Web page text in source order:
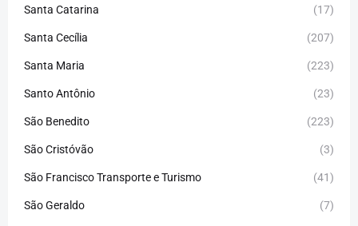
Santa Catarina (17)
Santa Cecília (207)
Santa Maria (223)
Santo Antônio (23)
São Benedito (223)
São Cristóvão (3)
São Francisco Transporte e Turismo (41)
São Geraldo (7)